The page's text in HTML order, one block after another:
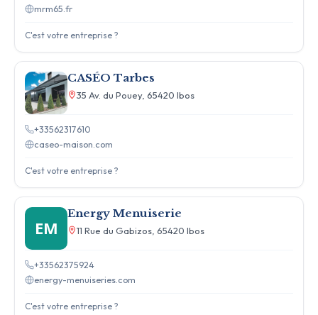
mrm65.fr
C'est votre entreprise ?
CASÉO Tarbes
35 Av. du Pouey, 65420 Ibos
+33562317610
caseo-maison.com
C'est votre entreprise ?
EM
Energy Menuiserie
11 Rue du Gabizos, 65420 Ibos
+33562375924
energy-menuiseries.com
C'est votre entreprise ?